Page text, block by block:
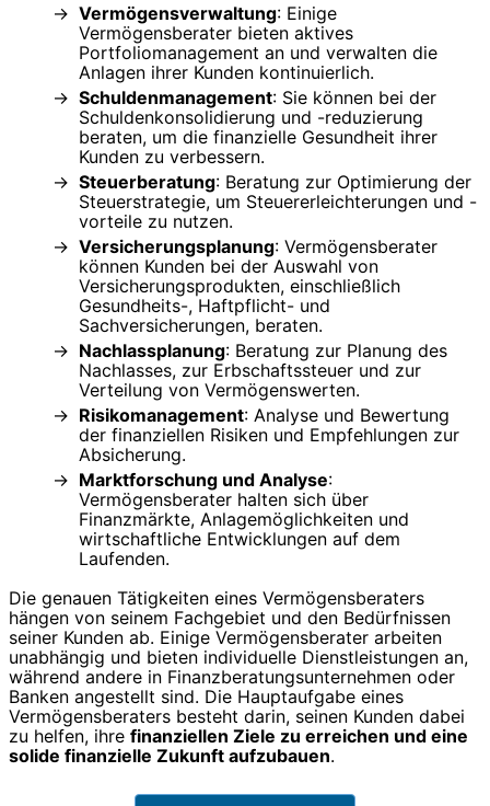
Vermögensverwaltung: Einige
Vermögensberater bieten aktives
Portfoliomanagement an und verwalten die
Anlagen ihrer Kunden kontinuierlich.
Schuldenmanagement: Sie können bei der
Schuldenkonsolidierung und -reduzierung
beraten, um die finanzielle Gesundheit ihrer
Kunden zu verbessern.
Steuerberatung: Beratung zur Optimierung der
Steuerstrategie, um Steuererleichterungen und -
vorteile zu nutzen.
Versicherungsplanung: Vermögensberater
können Kunden bei der Auswahl von
Versicherungsprodukten, einschließlich
Gesundheits-, Haftpflicht- und
Sachversicherungen, beraten.
Nachlassplanung: Beratung zur Planung des
Nachlasses, zur Erbschaftssteuer und zur
Verteilung von Vermögenswerten.
Risikomanagement: Analyse und Bewertung
der finanziellen Risiken und Empfehlungen zur
Absicherung.
Marktforschung und Analyse:
Vermögensberater halten sich über
Finanzmärkte, Anlagemöglichkeiten und
wirtschaftliche Entwicklungen auf dem
Laufenden.
Die genauen Tätigkeiten eines Vermögensberaters
hängen von seinem Fachgebiet und den Bedürfnissen
seiner Kunden ab. Einige Vermögensberater arbeiten
unabhängig und bieten individuelle Dienstleistungen an,
während andere in Finanzberatungsunternehmen oder
Banken angestellt sind. Die Hauptaufgabe eines
Vermögensberaters besteht darin, seinen Kunden dabei
zu helfen, ihre finanziellen Ziele zu erreichen und eine
solide finanzielle Zukunft aufzubauen.